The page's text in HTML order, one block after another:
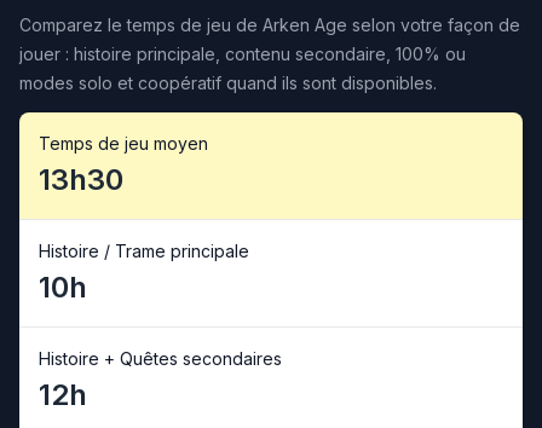
Comparez le temps de jeu de Arken Age selon votre façon de
jouer : histoire principale, contenu secondaire, 100% ou
modes solo et coopératif quand ils sont disponibles.
Temps de jeu moyen
13h30
Histoire / Trame principale
10h
Histoire + Quêtes secondaires
12h